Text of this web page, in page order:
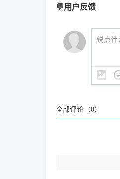
咱几乎每天都在
🎯 检验标准：只
结显示名称上的
💬用户反馈
说点什
全部评论（0）